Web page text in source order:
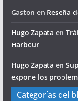
Gaston en Reseña
Hugo Zapata en
Harbour
Hugo Zapata en
expone los
Categorías del